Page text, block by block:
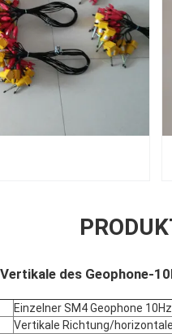
des Geophone-
Einzelner SM4 Geophone 10Hz
Vertikale Richtung/